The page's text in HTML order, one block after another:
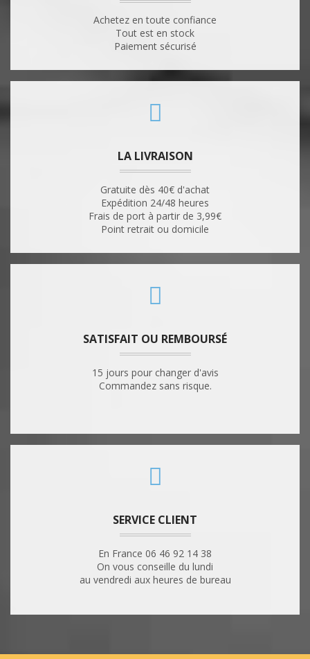
Achetez en toute confiance
Tout est en stock
Paiement sécurisé
LA LIVRAISON
Gratuite dès 40€ d'achat
Expédition 24/48 heures
Frais de port à partir de 3,99€
Point retrait ou domicile
SATISFAIT OU REMBOURSÉ
15 jours pour changer d'avis
Commandez sans risque.
SERVICE CLIENT
En France 06 46 92 14 38
On vous conseille du lundi
au vendredi aux heures de bureau